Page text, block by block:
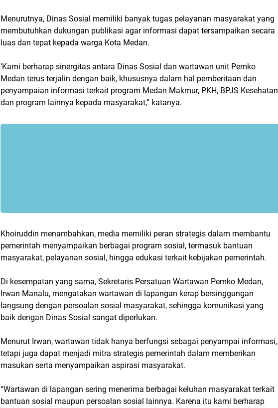
Menurutnya, Dinas Sosial memiliki banyak tugas pelayanan masyarakat yang
membutuhkan dukungan publikasi agar informasi dapat tersampaikan secara
luas dan tepat kepada warga Kota Medan.
'Kami berharap sinergitas antara Dinas Sosial dan wartawan unit Pemko
Medan terus terjalin dengan baik, khususnya dalam hal pemberitaan dan
penyampaian informasi terkait program Medan Makmur, PKH, BPJS Kesehatan
dan program lainnya kepada masyarakat,” katanya.
Khoiruddin menambahkan, media memiliki peran strategis dalam membantu
pemerintah menyampaikan berbagai program sosial, termasuk bantuan
masyarakat, pelayanan sosial, hingga edukasi terkait kebijakan pemerintah.
Di kesempatan yang sama, Sekretaris Persatuan Wartawan Pemko Medan,
Irwan Manalu, mengatakan wartawan di lapangan kerap bersinggungan
langsung dengan persoalan sosial masyarakat, sehingga komunikasi yang
baik dengan Dinas Sosial sangat diperlukan.
Menurut Irwan, wartawan tidak hanya berfungsi sebagai penyampai informasi,
tetapi juga dapat menjadi mitra strategis pemerintah dalam memberikan
masukan serta menyampaikan aspirasi masyarakat.
“Wartawan di lapangan sering menerima berbagai keluhan masyarakat terkait
bantuan sosial maupun persoalan sosial lainnya. Karena itu kami berharap